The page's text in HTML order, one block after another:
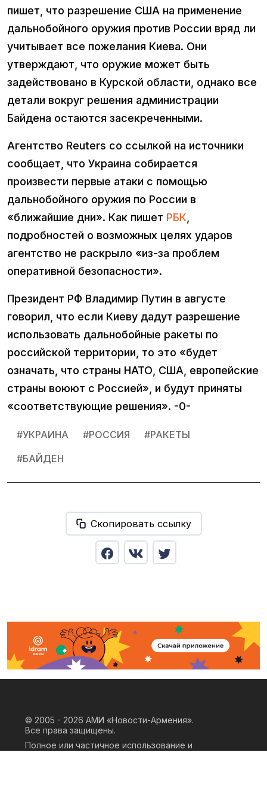
пишет, что разрешение США на применение
дальнобойного оружия против России вряд ли
учитывает все пожелания Киева. Они
утверждают, что оружие может быть
задействовано в Курской области, однако все
детали вокруг решения администрации
Байдена остаются засекреченными.
Агентство Reuters со ссылкой на источники
сообщает, что Украина собирается
произвести первые атаки с помощью
дальнобойного оружия по России в
«ближайшие дни». Как пишет РБК,
подробностей о возможных целях ударов
агентство не раскрыло «из-за проблем
оперативной безопасности».
Президент РФ Владимир Путин в августе
говорил, что если Киеву дадут разрешение
использовать дальнобойные ракеты по
российской территории, то это «будет
означать, что страны НАТО, США, европейские
страны воюют с Россией», и будут приняты
«соответствующие решения». -0-
#УКРАИНА #РОССИЯ #РАКЕТЫ
#БАЙДЕН
Скопировать ссылку
© 2005 - 2026 АМИ «Новости-Армения».
Все права защищены.
Полное или частичное использование и